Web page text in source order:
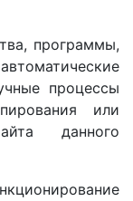
программы,
процессы
или
данного